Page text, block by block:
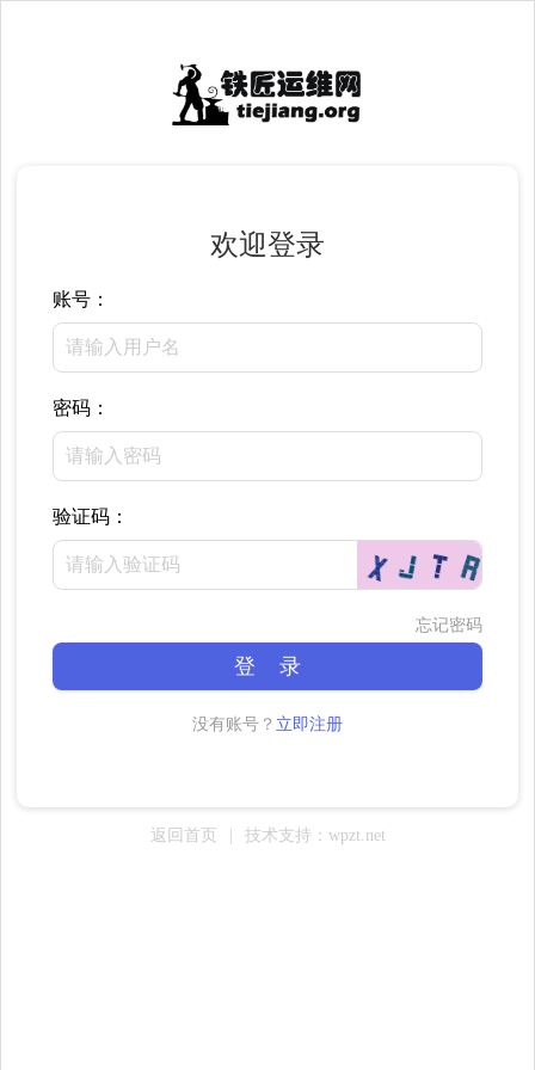
欢迎登录
账号：
密码：
验证码：
忘记密码
登 录
没有账号？ 立即注册
返回首页 技术支持：wpzt.net